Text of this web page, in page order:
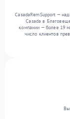
CasadaRemSupport —
Casada в
компании — более 19
число клиентов
превысило 12 000.
включая , , . Мы